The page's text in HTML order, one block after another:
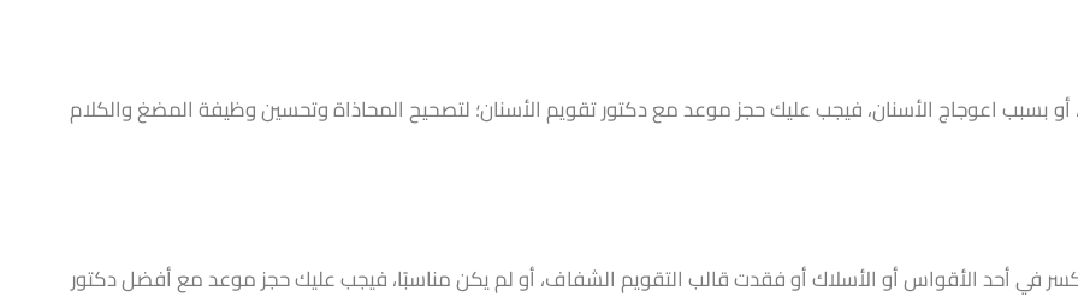
أو بسبب اعوجاج الأسنان، فيجب عليك حجز موعد مع دكتور تقويم الأسنان؛ لتصحيح المحاذاة وتحسين وظيفة المضغ والكلام
في أحد الأقواس أو الأسلاك أو فقدت قالب التقويم الشفاف، أو لم يكن مناسبًا، فيجب عليك حجز موعد مع أفضل دكتور